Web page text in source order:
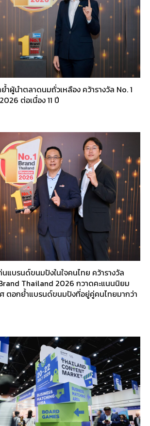
ำผู้นำตลาดนมถั่วเหลือง คว้ารางวัล No. 1
ต่อเนื่อง 11 ปี
นแบรนด์ขนมปังในใจคนไทย คว้ารางวัล
Thailand 2026 กวาดคะแนนนิยม
ศ ตอกย้ำแบรนด์ขนมปังที่อยู่คู่คนไทยมากว่า